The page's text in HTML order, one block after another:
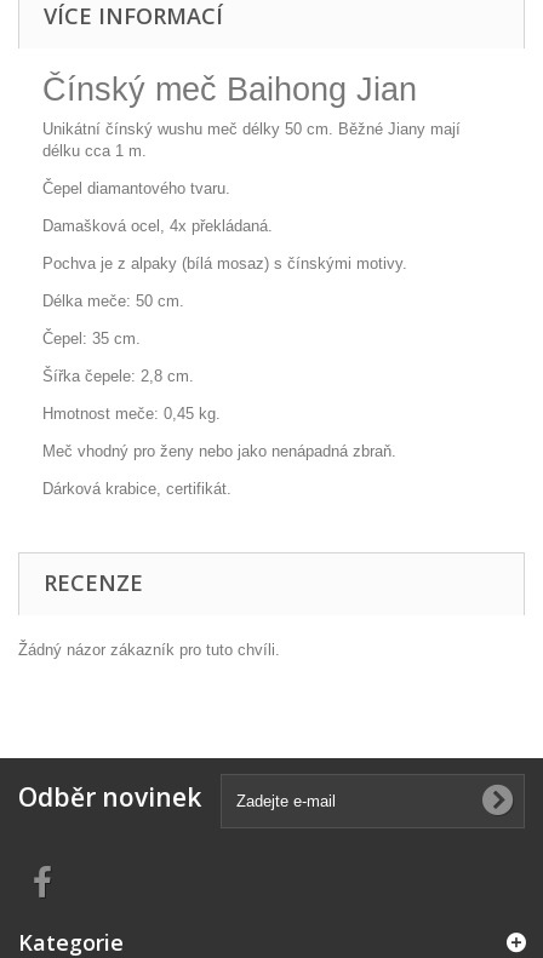
VÍCE INFORMACÍ
Čínský meč Baihong Jian
Unikátní čínský wushu meč délky 50 cm. Běžné Jiany mají
délku cca 1 m.
Čepel diamantového tvaru.
Damašková ocel, 4x překládaná.
Pochva je z alpaky (bílá mosaz) s čínskými motivy.
Délka meče: 50 cm.
Čepel: 35 cm.
Šířka čepele: 2,8 cm.
Hmotnost meče: 0,45 kg.
Meč vhodný pro ženy nebo jako nenápadná zbraň.
Dárková krabice, certifikát.
RECENZE
Žádný názor zákazník pro tuto chvíli.
Odběr novinek
Kategorie